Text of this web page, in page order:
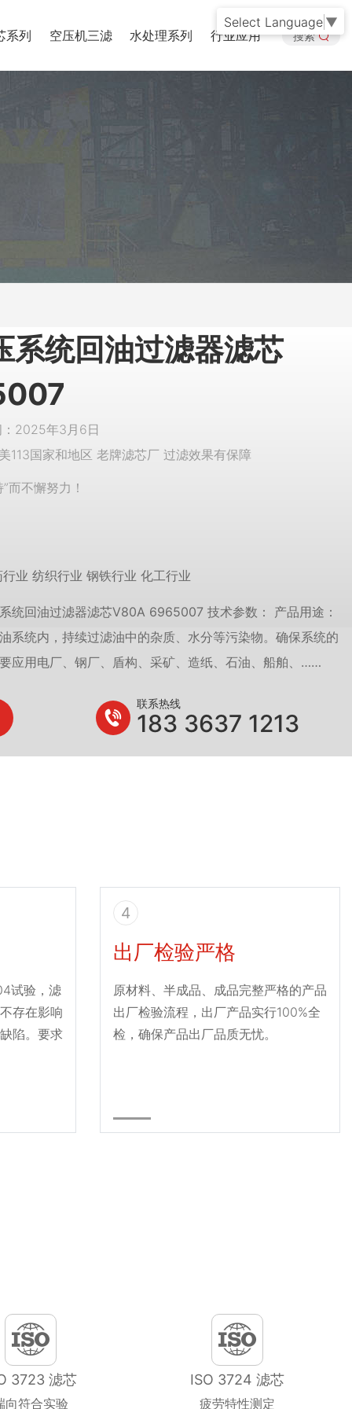
系列 空压机三滤 水处理系列 行业应用 搜索
系统回油过滤器滤芯
2025年3月6日
113国家和地区 老牌滤芯厂 过滤效果有保障
而不懈努力！
业 纺织行业 钢铁行业 化工行业
统回油过滤器滤芯V80A 6965007 技术参数： 产品用途：
系统内，持续过滤油中的杂质、水分等污染物。确保系统的
应用电厂、钢厂、盾构、采矿、造纸、石油、船舶、……
联系热线
183 3637 1213
试验，滤
存在影响
陷。要求
4
出厂检验严格
原材料、半成品、成品完整严格的产品
出厂检验流程，出厂产品实行100%全
检，确保产品出厂品质无忧。
3723 滤芯
向符合实验
ISO 3724 滤芯
疲劳特性测定
Select Language ▼